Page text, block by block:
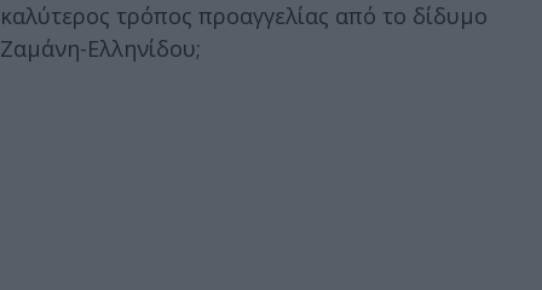
καλύτερος τρόπος προαγγελίας από το δίδυμο
Ζαμάνη-Ελληνίδου;